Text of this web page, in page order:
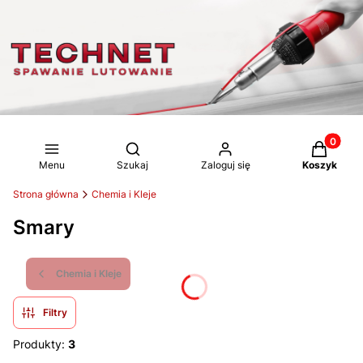
Menu
Otwórz wyszukiwarkę
Szukaj Zaloguj się Koszyk
Strona główna Chemia i Kleje
Smary
Chemia i Kleje
Filtry
Produkty: 3